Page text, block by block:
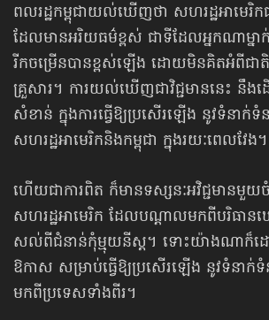
ពលរដ្ឋកម្ពុជាយល់ឃើញថា សហរដ្ឋអាមេរិក
ដែលមានអរិយធម៌ខ្ពស់ ជាទីដែលអ្នកណាម្ន
រីកចម្រើនបានខ្ពស់ឡើង ដោយមិនគិតអំពីជ
គ្រួសារ។ ការយល់ឃើញជាវិជ្ជមាននេះ នឹងដើ
សំខាន់ ក្នុងការធ្វើឱ្យប្រសើរឡើង នូវទំនាក់ទំ
សហរដ្ឋអាមេរិកនិងកម្ពុជា ក្នុងរយៈពេល​វែង។
ហើយជាការពិត ក៏មានទស្សនៈអវិជ្ជមានមួ
សហរដ្ឋអាមេរិក ដែលបណ្តាលមកពីបរិធាន​
សល់ពី​ជំនាន់កុំម្មុយនីស្ត។ ទោះយ៉ាងណាក៏ដ
ឱកាស សម្រាប់ធ្វើឱ្យប្រសើរឡើង នូវទំនាក់ទំ
មកពី​ប្រទេសទាំងពីរ។